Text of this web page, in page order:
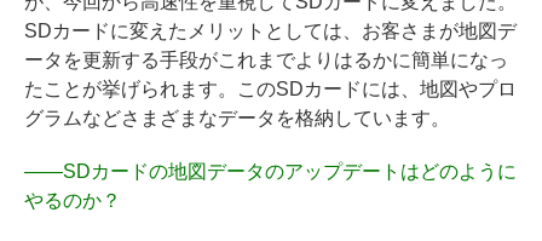
SDカードに変えたメリットとしては、お客さまが地図デ
ータを更新する手段がこれまでよりはるかに簡単になっ
たことが挙げられます。このSDカードには、地図やプロ
グラムなどさまざまなデータを格納しています。
――SDカードの地図データのアップデートはどのように
やるのか？